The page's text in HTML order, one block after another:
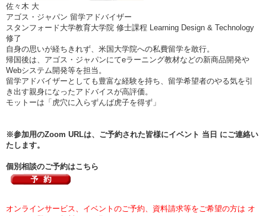
佐々木 大
アゴス・ジャパン 留学アドバイザー
スタンフォード大学教育大学院 修士課程 Learning Design & Technology
修了
自身の思いが経ちきれず、米国大学院への私費留学を敢行。
帰国後は、アゴス・ジャパンにてeラーニング教材などの新商品開発や
Webシステム開発等を担当。
留学アドバイザーとしても豊富な経験を持ち、留学希望者のやる気を引
き出す親身になったアドバイスが高評価。
モットーは「虎穴に入らずんば虎子を得ず」
※参加用のZoom URLは、ご予約された皆様にイベント 当日 にご連絡い
たします。
個別相談のご予約はこちら
オンラインサービス、イベントのご予約、資料請求等をご希望の方は オ